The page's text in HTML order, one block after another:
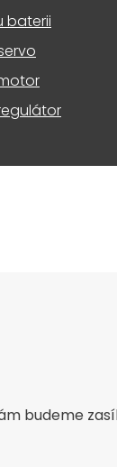
baterii
budeme